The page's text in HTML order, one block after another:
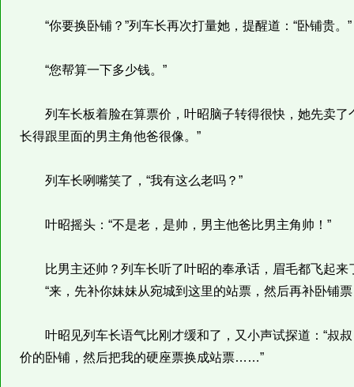
“你要换卧铺？”列车长再次打量她，提醒道：“卧铺贵。”
“您帮算一下多少钱。”
列车长板着脸在算票价，叶昭脑子转得很快，她先卖了
长得跟里面的男主角他爸很像。”
列车长咧嘴笑了，“我有这么老吗？”
叶昭摇头：“不是老，是帅，男主他爸比男主角帅！”
比男主还帅？列车长听了叶昭的奉承话，眉毛都飞起来
“来，先补你妹妹从宛城到这里的站票，然后再补卧铺票
叶昭见列车长语气比刚才缓和了，又小声试探道：“叔叔
价的卧铺，然后把我的硬座票换成站票……”